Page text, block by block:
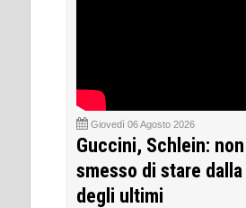
Giovedì 06 Agosto 2026
Guccini, Schlein:
smesso di stare
degli ultimi